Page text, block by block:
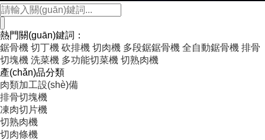
熱門關(guān)鍵詞：
鋸骨機 切丁機 砍排機 切肉機 多段鋸鋸骨機 全自動鋸骨機 排骨
切塊機 洗菜機 多功能切菜機 切熟肉機
產(chǎn)品分類
肉類加工設(shè)備
排骨切塊機
凍肉切片機
切熟肉機
切肉條機